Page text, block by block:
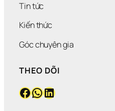
Tin tức
Kiến thức
Góc chuyên gia
THEO DÕI
Facebook WhatsApp LinkedIn